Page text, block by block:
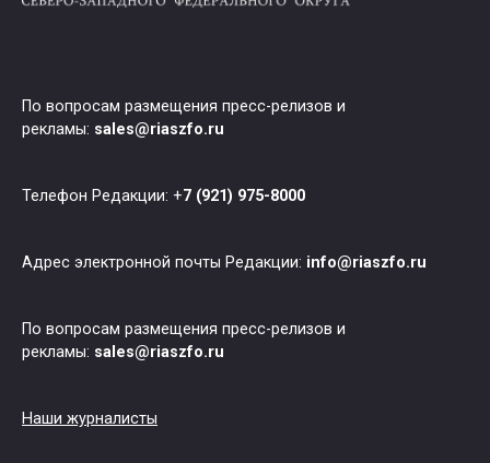
По вопросам размещения пресс-релизов и
рекламы: sales@riaszfo.ru
Телефон Редакции: +7 (921) 975-8000
Адрес электронной почты Редакции: info@riaszfo.ru
По вопросам размещения пресс-релизов и
рекламы: sales@riaszfo.ru
Наши журналисты